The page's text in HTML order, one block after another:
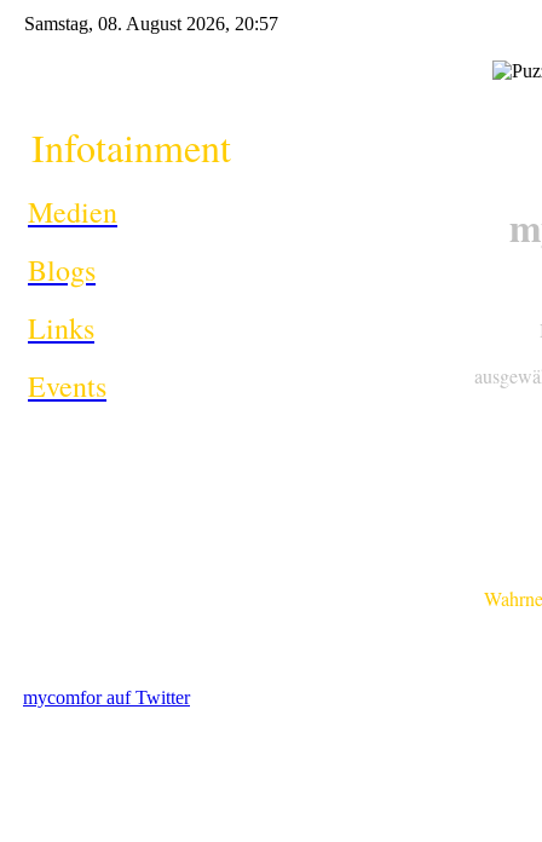
Samstag, 08. August 2026, 20:57
Infotainment
Medien
Blogs
Links
Events
mycomfor auf Twitter